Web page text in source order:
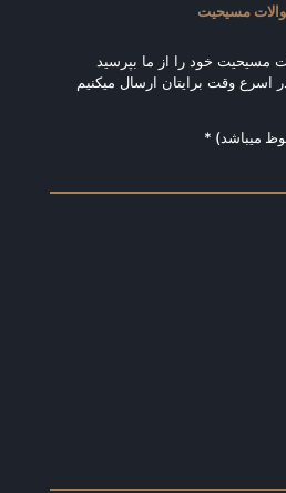
مسیحیت
مسیحیت خود را از ما بپرسید
اسرع وقت برایتان ارسال میکنیم
میباشد) *